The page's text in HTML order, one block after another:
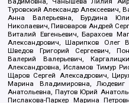
Туровский Александр Алексеевич,
Анна Валерьевна, Бурдина
Николаевич, Пивоваров Андрей
Виталий Евгеньевич, Барахоев
Александрович, Шарипков Олег
Шведов Григорий Сергеевич,
Валерий Валерьевич,
Александровна, Исламов Тимур
Щаров Сергей Алексадрович,
Марина Владимировна,
Анатольевна, Паутов Юрий
Пислакова-Паркер Марина